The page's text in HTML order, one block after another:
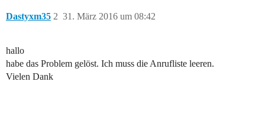
Dastyxm35 31. März 2016 um 08:42
2
hallo
habe das Problem gelöst. Ich muss die Anrufliste leeren.
Vielen Dank